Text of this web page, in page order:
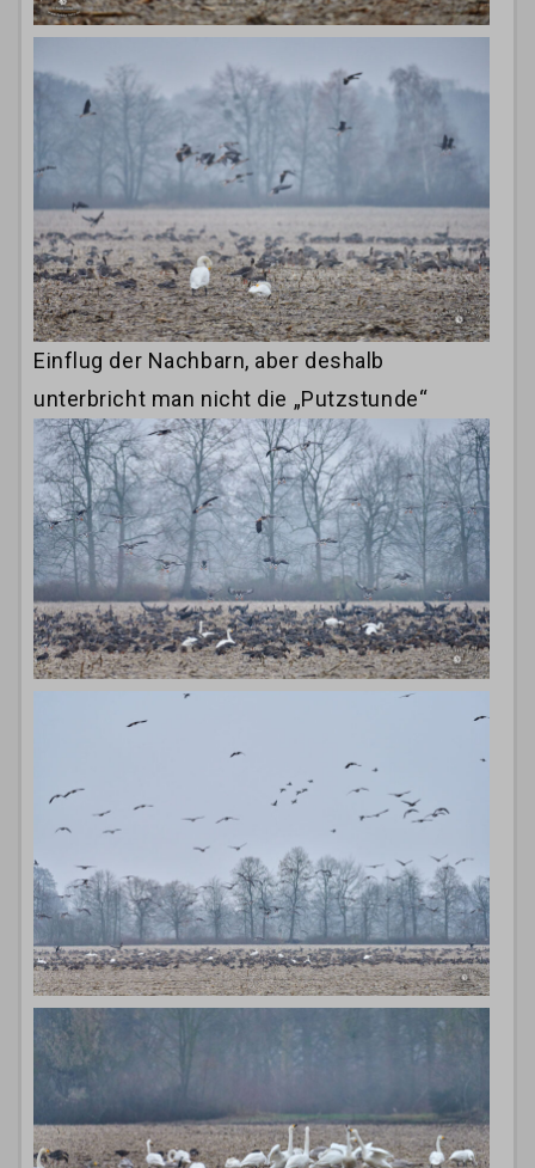
Einflug der Nachbarn, aber deshalb
unterbricht man nicht die „Putzstunde“